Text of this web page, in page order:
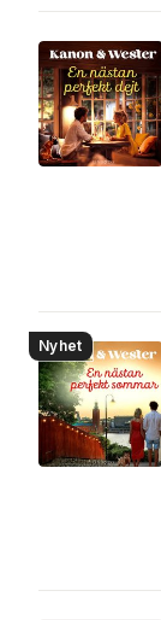
Nyhet